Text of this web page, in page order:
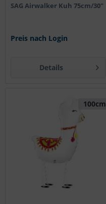
SAG Airwalker Kuh 75cm/30"
Preis nach Login
Details
100cm